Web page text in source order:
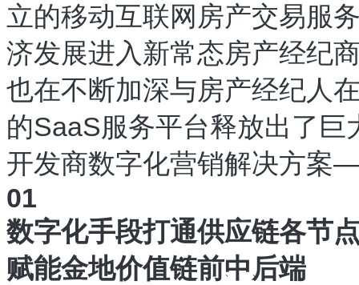
立的移动互联网房产交易服
济发展进入新常态 ，房产经纪
也在不断加深与房产经纪人
的SaaS服务平台释放出了巨
开发商数字化营销解决方案
01
数字化手段打通供应链各节
赋能金地价值链前、
中 、
后端